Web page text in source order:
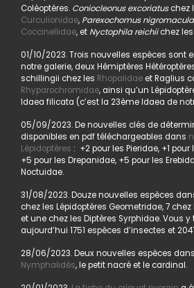
Coléoptères. Coniocleonus excoriatuschez
Curculionidae, Parexochomus
Coccinellidae, et Nyctophila reichiichez les
01/10/2023. Trois nouvelles espèces sont
notre galerie, deux Hémiptères
schillingii chez les Rhopalidaeet Raglius
Rhyparochromidae, ainsi qu’un
Idaea filicata (c’est la 23ème Idaea de
05/09/2023. De nouvelles clés de
disponibles en pdf téléchargeables dans
Lépidoptères : +2 pour les Pieridae, +1
+5 pour les Drepanidae, +5 pour les
Noctuidae.
31/08/2023. Douze nouvelles espèces
chez les Lépidoptères Geometridae, 7 chez
et une chez les Diptères Syrphidae. Vous y
aujourd’hui 1751 espèces d’insectes et
28/06/2023. Deux nouvelles espèces dans
Nymphalidés, le petit nacré et le cardinal.